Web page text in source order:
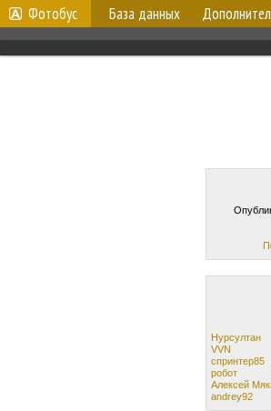
Фотобус База данных
Нурсултан
VVN
спринтер85
робот
Алексей
andrey92